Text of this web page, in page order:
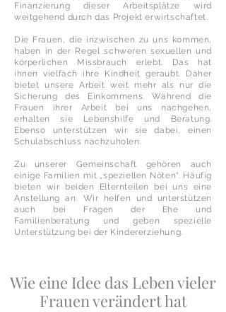
Finanzierung dieser Arbeitsplätze wird
weitgehend durch das Projekt erwirtschaftet.
Die Frauen, die inzwischen zu uns kommen,
haben in der Regel schweren sexuellen und
körperlichen Missbrauch erlebt. Das hat
ihnen vielfach ihre Kindheit geraubt. Daher
bietet unsere Arbeit weit mehr als nur die
Sicherung des Einkommens. Während die
Frauen ihrer Arbeit bei uns nachgehen,
erhalten sie Lebenshilfe und Beratung.
Ebenso unterstützen wir sie dabei, einen
Schulabschluss nachzuholen.
Zu unserer Gemeinschaft gehören auch
einige Familien mit „speziellen Nöten“. Häufig
bieten wir beiden Elternteilen bei uns eine
Anstellung an. Wir helfen und unterstützen
auch bei Fragen der Ehe und
Familienberatung und geben spezielle
Unterstützung bei der Kindererziehung.
Wie eine Idee das Leben vieler
Frauen verändert hat